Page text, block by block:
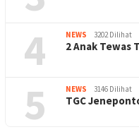
4 NEWS 3202 Dilihat
2 Anak Tewas
5 NEWS 3146 Dilihat
TGC